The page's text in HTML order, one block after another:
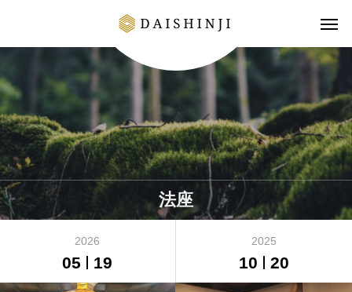
法座
2026
05 19
2025
10 20